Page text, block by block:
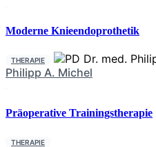
Moderne Knieendoprothetik
THERAPIE
Philipp A. Michel
Präoperative Trainingstherapie
THERAPIE